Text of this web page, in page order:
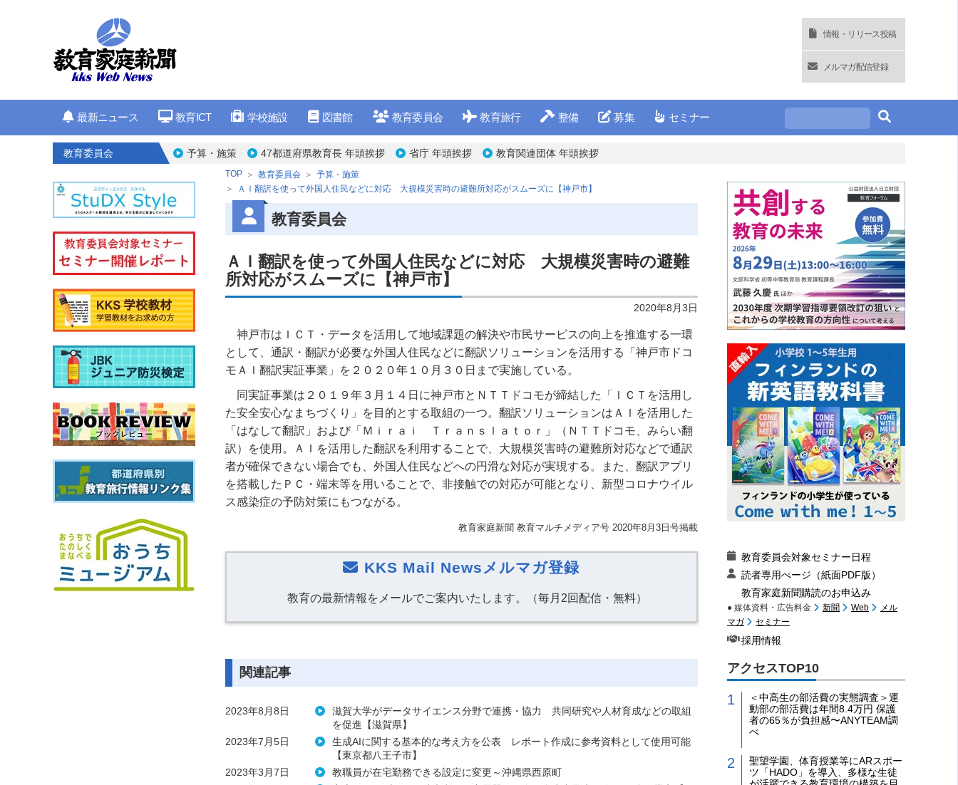
情報・リリース投稿
メルマガ配信登録
最新ニュース 教育ICT 学校施設 図書館 教育委員会 教育旅行 整備 募集 セミナー
教育委員会 予算・施策 47都道府県教育長 年頭挨拶 省庁 年頭挨拶 教育関連団体 年頭挨拶
TOP 教育委員会
予算・施策
ＡＩ翻訳を使って外国人住民などに対応 大規模災害時の避難所対応がスムーズに【神戸市】
教育委員会
ＡＩ翻訳を使って外国人住民などに対応 大規模災害時の避難
所対応がスムーズに【神戸市】
2020年8月3日
神戸市はＩＣＴ・データを活用して地域課題の解決や市民サービスの向上を推進する一環
として、通訳・翻訳が必要な外国人住民などに翻訳ソリューションを活用する「神戸市ドコ
モＡＩ翻訳実証事業」を２０２０年１０月３０日まで実施している。
同実証事業は２０１９年３月１４日に神戸市とＮＴＴドコモが締結した「ＩＣＴを活用し
た安全安心なまちづくり」を目的とする取組の一つ。翻訳ソリューションはＡＩを活用した
「はなして翻訳」および「Ｍｉｒａｉ Ｔｒａｎｓｌａｔｏｒ」（ＮＴＴドコモ、みらい翻
訳）を使用。ＡＩを活用した翻訳を利用することで、大規模災害時の避難所対応などで通訳
者が確保できない場合でも、外国人住民などへの円滑な対応が実現する。また、翻訳アプリ
を搭載したＰＣ・端末等を用いることで、非接触での対応が可能となり、新型コロナウイル
ス感染症の予防対策にもつながる。
教育家庭新聞 教育マルチメディア号 2020年8月3日号掲載
KKS Mail Newsメルマガ登録
教育の最新情報をメールでご案内いたします。（毎月2回配信・無料）
関連記事
2023年8月8日
滋賀大学がデータサイエンス分野で連携・協力 共同研究や人材育成などの取組
を促進【滋賀県】
2023年7月5日
生成AIに関する基本的な考え方を公表 レポート作成に参考資料として使用可能
【東京都八王子市】
2023年3月7日
教職員が在宅勤務できる設定に変更～沖縄県西原町
教育委員会対象セミナー日程
読者専用ぺージ（紙面PDF版）
教育家庭新聞購読のお申込み
● 媒体資料・広告料金 新聞 Web
メル
マガ
セミナー
採用情報
アクセスTOP10
＜中高生の部活費の実態調査＞運
動部の部活費は年間8.4万円 保護
者の65％が負担感〜ANYTEAM調
べ
聖望学園、体育授業等にARスポー
ツ「HADO」を導入、多様な生徒